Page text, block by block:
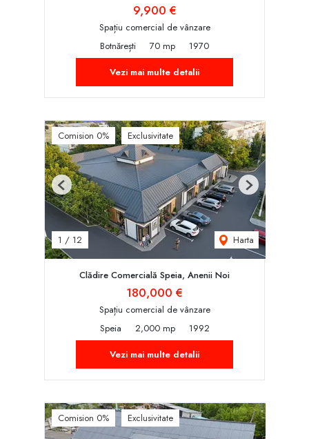
9,900 €
Spațiu comercial de vânzare
Botnărești
70 mp
1970
Vezi mai multe detalii
Comision 0% Exclusivitate
1 / 12 Harta
Previous Next
Clădire Comercială Speia, Anenii Noi
180,000 €
Spațiu comercial de vânzare
Speia
2,000 mp
1992
Vezi mai multe detalii
Comision 0% Exclusivitate